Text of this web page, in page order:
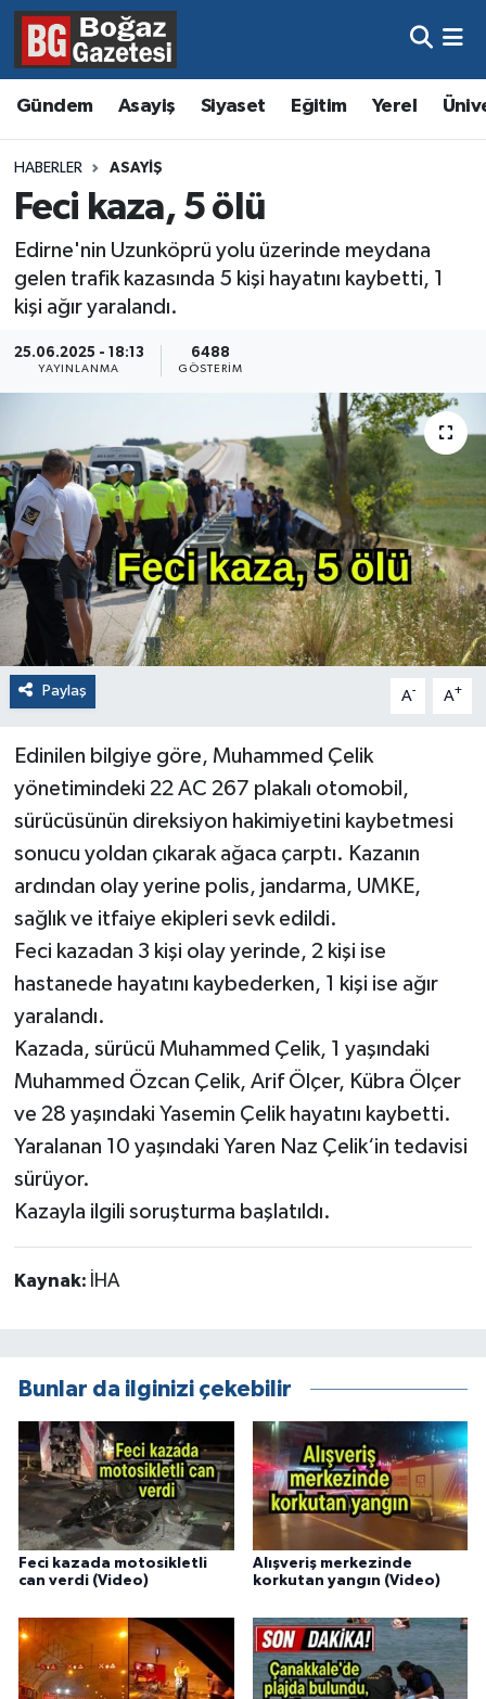
Gündem Asayiş Siyaset Eğitim Yerel
HABERLER ASAYIŞ
Feci kaza, 5 ölü
Edirne'nin Uzunköprü yolu üzerinde meydana
gelen trafik kazasında 5 kişi hayatını kaybetti, 1
kişi ağır yaralandı.
25.06.2025 - 18:13
YAYINLANMA
6488
GÖSTERIM
Paylaş A- A+
Edinilen bilgiye göre, Muhammed Çelik
yönetimindeki 22 AC 267 plakalı otomobil,
sürücüsünün direksiyon hakimiyetini kaybetmesi
sonucu yoldan çıkarak ağaca çarptı. Kazanın
ardından olay yerine polis, jandarma, UMKE,
sağlık ve itfaiye ekipleri sevk edildi.
Feci kazadan 3 kişi olay yerinde, 2 kişi ise
hastanede hayatını kaybederken, 1 kişi ise ağır
yaralandı.
Kazada, sürücü Muhammed Çelik, 1 yaşındaki
Muhammed Özcan Çelik, Arif Ölçer, Kübra Ölçer
ve 28 yaşındaki Yasemin Çelik hayatını kaybetti.
Yaralanan 10 yaşındaki Yaren Naz Çelik‘in tedavisi
sürüyor.
Kazayla ilgili soruşturma başlatıldı.
Kaynak: İHA
Bunlar da ilginizi çekebilir
Feci kazada motosikletli
can verdi (Video)
Alışveriş merkezinde
korkutan yangın (Video)
Asayiş
Eğitim
Ekonomi
Gündem
Kültür ve Sanat
Magazin
Sağlık
Hava Durumu
Trafik Durumu
Süper Lig Puan Durumu ve Fikstür
Tüm Manşetler
Son Dakika Haberleri
Haber Arşivi